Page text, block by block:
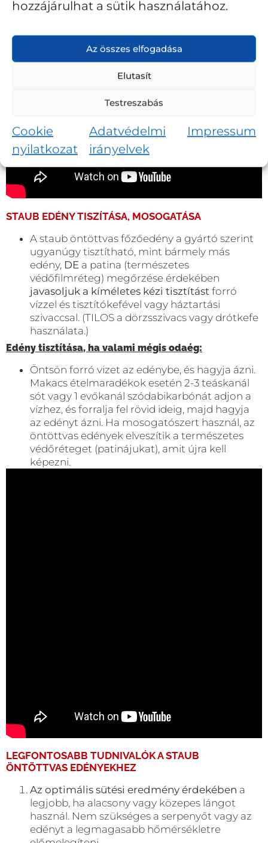
hozzájárulhat a sütik használatához.
Az összes elfogadása
Elutasít
Testreszabás
Cookie
nyilatkozat
Adatvédelmi
irányelvek
Impressum
STAUB EDÉNY TISZÍTÁSA, MOSOGATÁSA
A staub öntöttvas főzőedény a gyártó szerint
ugyanúgy tisztítható, mint bármely más
edény, DE a patina (természetes
védőfilmréteg) megőrzése érdekében
javasoljuk a kíméletes kézi tisztítást forró
vízzel és tisztítókefével vagy háztartási
szivaccsal. (TILOS a dörzsszivacs vagy drótkefe
használata.)
Edény tisztítása, ha valami mégis odaég:
Öntsön forró vizet az edénybe, és hagyja ázni.
Makacs ételmaradékok esetén 2-3 teáskanál
sót vagy 1 evőkanál szódabikarbónát adjon a
vízhez, és forralja fel rövid ideig, majd hagyja
az edényt ázni. Ha mosogatószert használ, az
öntöttvas edények elveszítik a természetes
védőréteget (patinájukat), amit újra kell
képezni.
LEGFONTOSABB TUDNIVALÓK ASTAUB
ÖNTÖTTVAS EDÉNYEKHEZ
Az optimális sütési eredmény érdekében a
legjobb, ha alacsony vagy közepes lángot
használ. Nem szükséges a serpenyőt vagy az
edényt a legmagasabb hőmérsékletre